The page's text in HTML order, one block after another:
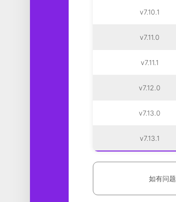
v7.10.1
v7.11.0
v7.11.1
v7.12.0
v7.13.0
v7.13.1
如有问